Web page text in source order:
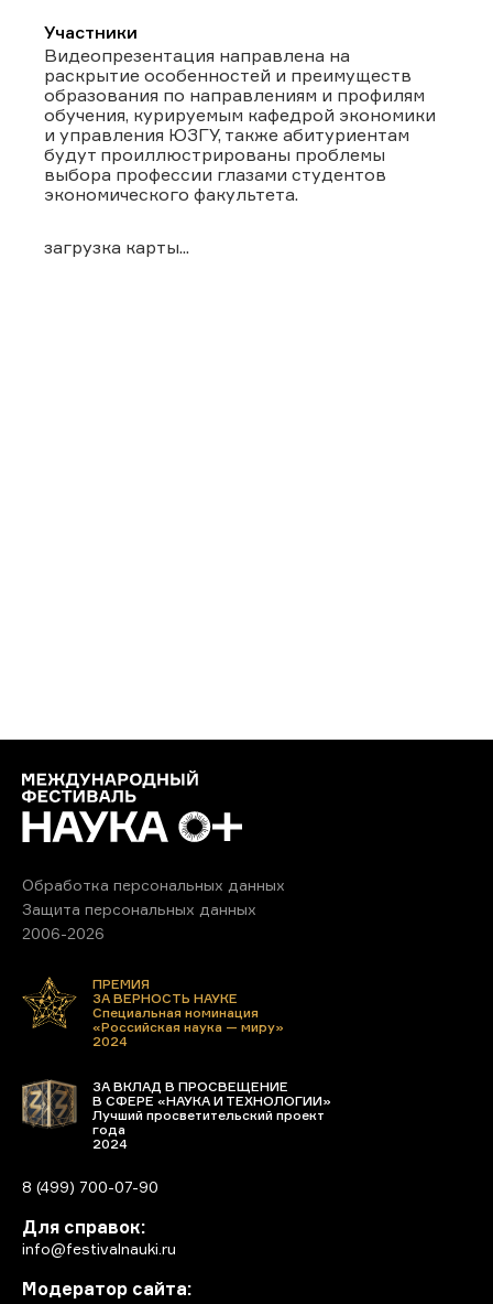
Участники
Видеопрезентация направлена на
раскрытие особенностей и преимуществ
образования по направлениям и профилям
обучения, курируемым кафедрой экономики
и управления ЮЗГУ, также абитуриентам
будут проиллюстрированы проблемы
выбора профессии глазами студентов
экономического факультета.
загрузка карты...
Обработка персональных данных
Защита персональных данных
2006-2026
ПРЕМИЯ
ЗА ВЕРНОСТЬ НАУКЕ
Специальная номинация
«Российская наука — миру»
2024
ЗА ВКЛАД В ПРОСВЕЩЕНИЕ
В СФЕРЕ «НАУКА И ТЕХНОЛОГИИ»
Лучший просветительский проект
года
2024
8 (499) 700-07-90
Для справок:
info@festivalnauki.ru
Модератор сайта: